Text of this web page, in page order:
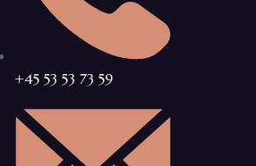
+45 53 53 73 59